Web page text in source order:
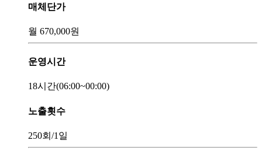
매체단가
월 670,000원
운영시간
18시간(06:00~00:00)
노출횟수
250회 /1일